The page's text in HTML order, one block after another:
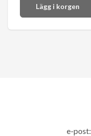
Lägg i korgen
e-post: